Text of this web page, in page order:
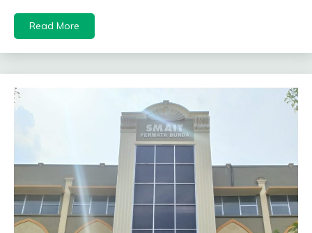
Read More